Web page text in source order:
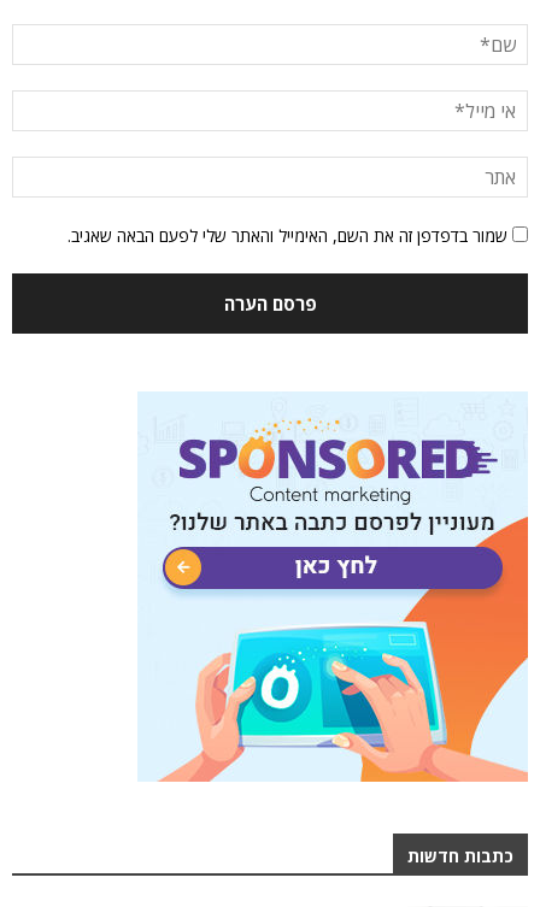
שמור בדפדפן זה את השם, האימייל והאתר שלי לפעם הבאה שאגיב.
כתבות חדשות